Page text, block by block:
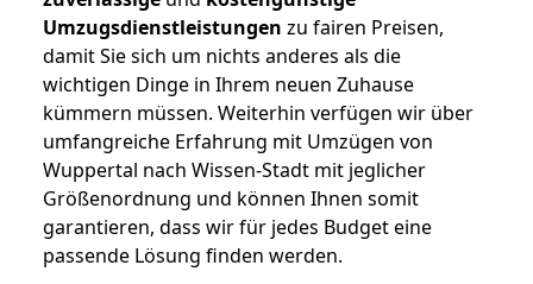
Umzugsdienstleistungen zu fairen Preisen,
damit Sie sich um nichts anderes als die
wichtigen Dinge in Ihrem neuen Zuhause
kümmern müssen. Weiterhin verfügen wir über
umfangreiche Erfahrung mit Umzügen von
Wuppertal nach Wissen-Stadt mit jeglicher
Größenordnung und können Ihnen somit
garantieren, dass wir für jedes Budget eine
passende Lösung finden werden.